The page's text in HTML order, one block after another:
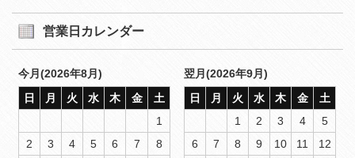
営業日カレンダー
今月(2026年8月)
日
月 火 水 木 金
土
1
2
3 4 5 6 7
8
翌月(2026年9月)
日
月 火 水 木 金
土
1
2 3 4
5
6
7 8 9 10 11
12